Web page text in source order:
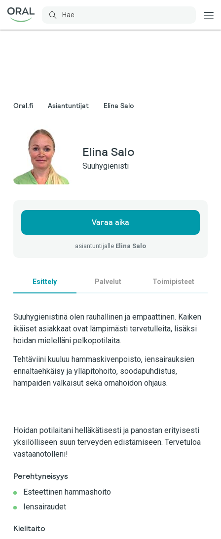
Oral.fi Asiantuntijat Elina Salo
Elina Salo
Suuhygienisti
Varaa aika
asiantuntijalle Elina Salo
Esittely Palvelut Toimipisteet
Suuhygienistinä olen rauhallinen ja empaattinen. Kaiken
ikäiset asiakkaat ovat lämpimästi tervetulleita, lisäksi
hoidan mielelläni pelkopotilaita.
Tehtäviini kuuluu hammaskivenpoisto, iensairauksien
ennaltaehkäisy ja ylläpitohoito, soodapuhdistus,
hampaiden valkaisut sekä omahoidon ohjaus.
Hoidan potilaitani helläkätisesti ja panostan erityisesti
yksilölliseen suun terveyden edistämiseen. Tervetuloa
vastaanotolleni!
Perehtyneisyys
Esteettinen hammashoito
Iensairaudet
Kielitaito